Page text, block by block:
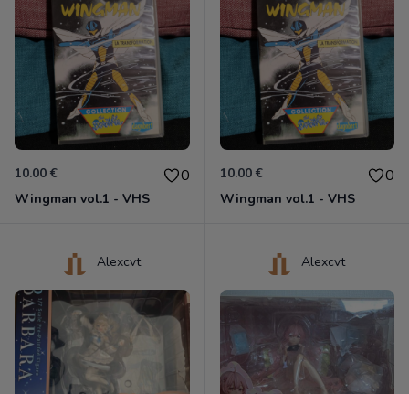
10.00 € 0
Wingman vol.1 - VHS
10.00 € 0
Wingman vol.1 - VHS
Alexcvt Alexcvt